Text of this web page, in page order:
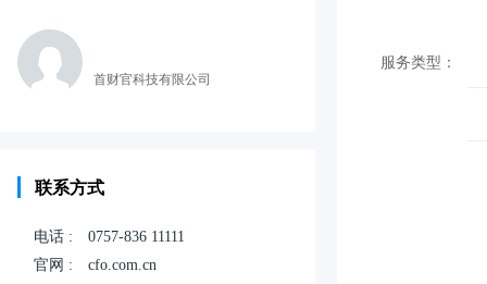
首财官科技有限公司
联系方式
电话 :
0757-836 11111
官网 :
cfo.com.cn
服务类型：